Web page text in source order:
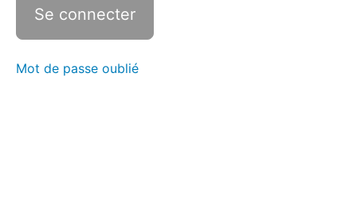
Analyser
Exploiter
Mot de passe oublié